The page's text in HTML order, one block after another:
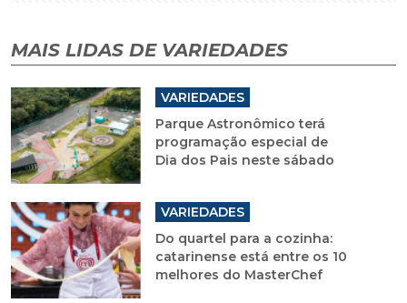
MAIS LIDAS DE VARIEDADES
VARIEDADES
Parque Astronômico terá
programação especial de
Dia dos Pais neste sábado
VARIEDADES
Do quartel para a cozinha:
catarinense está entre os 10
melhores do MasterChef